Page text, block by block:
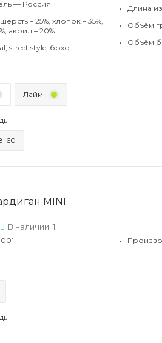
— Россия
– 25%, хлопок – 35%,
акрил – 20%
street style, бохо
•
Длина
•
Объём
•
Объём
Лайм
60
MINI
В наличии: 1
•